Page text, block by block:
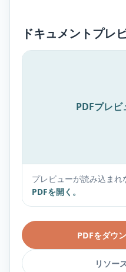
ドキュメントプレ
PDFプレ
プレビューが読み込まれ
PDFを開く。
PDFをダウ
リソー